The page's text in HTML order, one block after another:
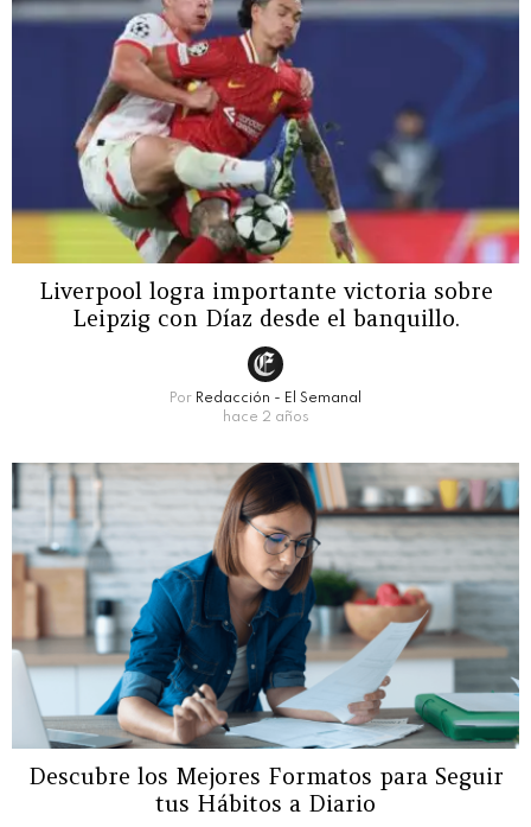
Liverpool logra importante victoria sobre
Leipzig con Díaz desde el banquillo.
Por Redacción - El Semanal
hace 2 años
Descubre los Mejores Formatos para Seguir
tus Hábitos a Diario